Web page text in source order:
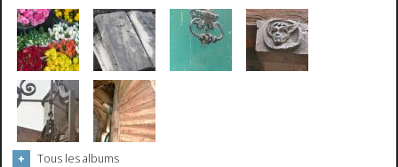
Tous les albums